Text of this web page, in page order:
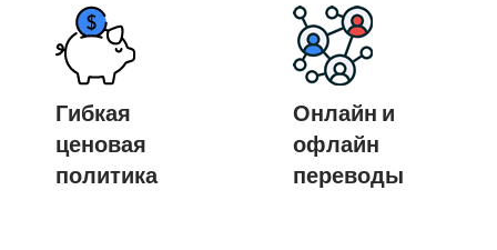
Гибкая
ценовая
политика
Онлайн и
офлайн
переводы